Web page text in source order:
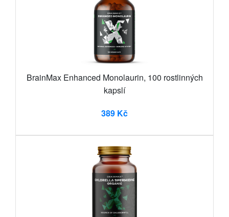
BrainMax Enhanced Monolaurin, 100 rostlinných
kapslí
389 Kč